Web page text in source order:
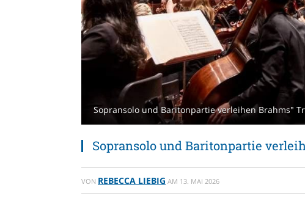
Sopransolo und Baritonpartie verleihen Brahms"
Sopransolo und Baritonpartie
VON REBECCA LIEBIG AM 13. MAI 2026